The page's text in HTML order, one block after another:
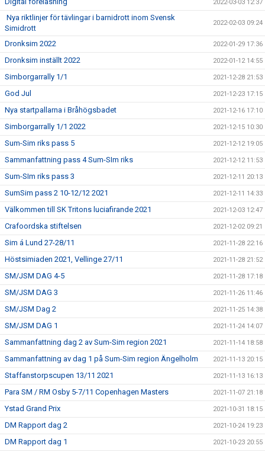
2022-03-03 12:37
Nya riktlinjer för tävlingar i barnidrott inom Svensk
Simidrott
2022-02-03 09:24
Dronksim 2022 2022-01-29 17:36
Dronksim inställt 2022 2022-01-12 14:55
Simborgarrally 1/1 2021-12-28 21:53
God Jul 2021-12-23 17:15
Nya startpallarna i Bråhögsbadet 2021-12-16 17:10
Simborgarrally 1/1 2022 2021-12-15 10:30
Sum-Sim riks pass 5 2021-12-12 19:05
Sammanfattning pass 4 Sum-SIm riks 2021-12-12 11:53
Sum-SIm riks pass 3 2021-12-11 20:13
SumSim pass 2 10-12/12 2021 2021-12-11 14:33
Välkommen till SK Tritons luciafirande 2021 2021-12-03 12:47
Crafoordska stiftelsen 2021-12-02 09:21
Sim á Lund 27-28/11 2021-11-28 22:16
Höstsimiaden 2021, Vellinge 27/11 2021-11-28 21:52
SM/JSM DAG 4-5 2021-11-28 17:18
SM/JSM DAG 3 2021-11-26 11:46
SM/JSM Dag 2 2021-11-25 14:38
SM/JSM DAG 1 2021-11-24 14:07
Sammanfattning dag 2 av Sum-Sim region 2021 2021-11-14 18:58
Sammanfattning av dag 1 på Sum-Sim region Ängelholm 2021-11-13 20:15
Staffanstorpscupen 13/11 2021 2021-11-13 16:13
Para SM / RM Osby 5-7/11 Copenhagen Masters 2021-11-07 21:18
Ystad Grand Prix 2021-10-31 18:15
DM Rapport dag 2 2021-10-24 19:23
DM Rapport dag 1 2021-10-23 20:55